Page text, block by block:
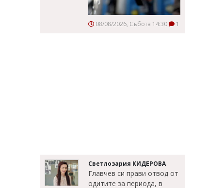
08/08/2026, Събота 14:30 1
Светлозария КИДЕРОВА
Главчев си прави отвод от
одитите за периода, в